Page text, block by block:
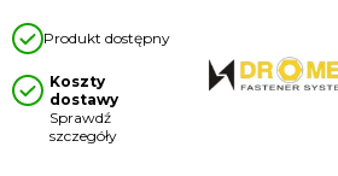
Produkt dostępny
Koszty
dostawy
Sprawdź
szczegóły